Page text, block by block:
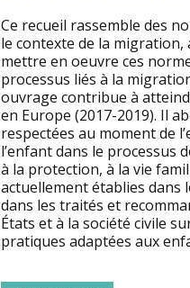
Ce recueil rassemble des
le contexte de la migration,
mettre en oeuvre ces
processus liés à la
ouvrage contribue à
en Europe (2017-2019). Il
respectées au moment de
l’enfant dans le processus
à la protection, à la vie
actuellement établies dans
dans les traités et
États et à la société civile
pratiques adaptées aux